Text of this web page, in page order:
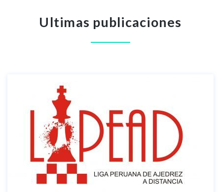
Ultimas publicaciones